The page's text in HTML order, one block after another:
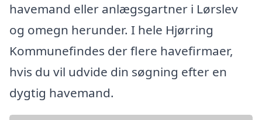
havemand eller anlægsgartner i Lørslev
og omegn herunder. I hele Hjørring
Kommunefindes der flere havefirmaer,
hvis du vil udvide din søgning efter en
dygtig havemand.